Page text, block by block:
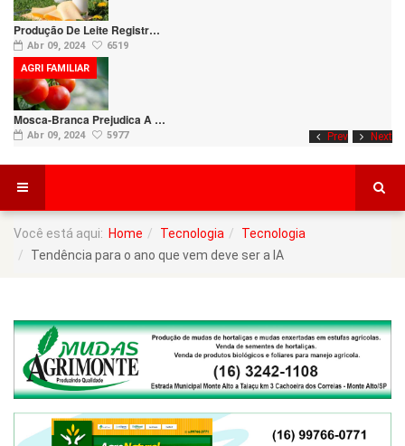
Prev Next
Produção De Leite Registr…
Abr 09, 2024 6519
Mosca-Branca Prejudica A …
Abr 09, 2024 5977
AGRI FAMILIAR
Você está aqui: Home Tecnologia
Tecnologia
Tendência para o ano que vem deve ser a IA